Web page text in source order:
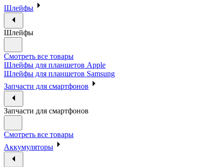
Шлейфы
Шлейфы
Смотреть все товары
Шлейфы для планшетов Apple
Шлейфы для планшетов Samsung
Запчасти для смартфонов
Запчасти для смартфонов
Смотреть все товары
Аккумуляторы